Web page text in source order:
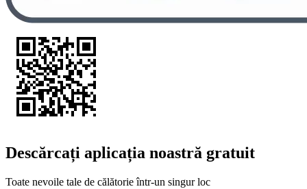
Descărcați aplicația noastră gratuit
Toate nevoile tale de călătorie într-un singur loc